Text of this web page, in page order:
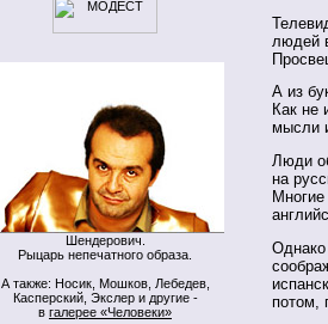
Шендерович.
Рыцарь непечатного образа.
А также: Носик, Мошков, Лебедев,
Касперский, Экслер и другие -
в галерее «Человеки»
людей
А из
Как не
мысли
Люди
на
Однако
потом,